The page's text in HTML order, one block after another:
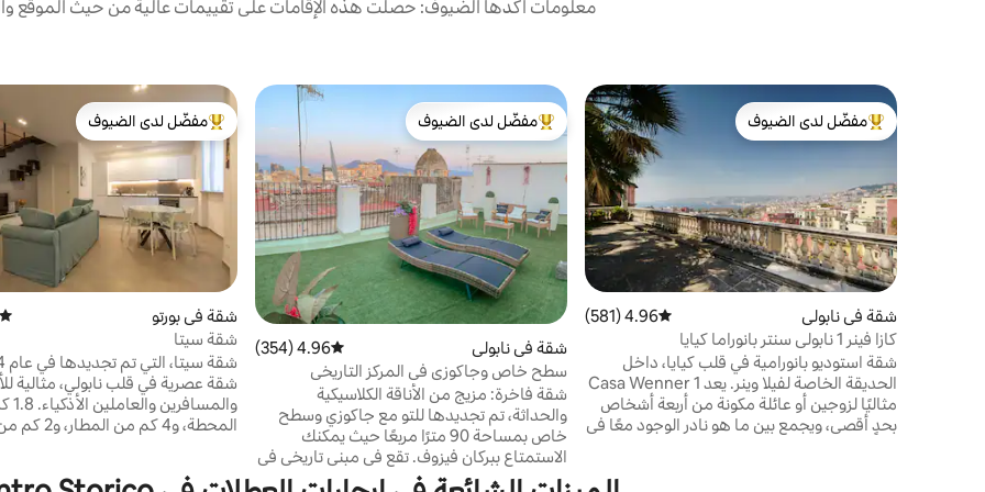
معلومات أكدها الضيوف: حصلت هذه الإقامات على تقييمات عالية من حيث الموقع
من أبرز البيوت المفضّلة لدى الضيوف
مفضّل لدى الضيوف
شقة في نابولي متوسط التقييم 4.96 من 5، 581 مراجعات
4.96 (581)
كازا فينر 1 نابولي سنتر بانوراما كيايا
شقة استوديو بانورامية في قلب كيايا، داخل
الحديقة الخاصة لفيلا وينر. يعد Casa Wenner 1
مثاليًا لزوجين أو عائلة مكونة من أربعة أشخاص
بحدٍ أقصى، ويجمع بين ما هو نادر الوجود معًا في
على الأقدام، ستجد بيازا ديل بليبيسيتو والواجهة
من أبرز البيوت المفضّلة لدى الضيوف
مفضّل لدى الضيوف
شقة في نابولي متوسط التقييم 4.96 من 5، 354 مراجعات
4.96 (354)
سطح خاص وجاكوزي في المركز التاريخي
شقة فاخرة: مزيج من الأناقة الكلاسيكية
والحداثة، تم تجديدها للتو مع جاكوزي وسطح
خاص بمساحة 90 مترًا مربعًا حيث يمكنك
الاستمتاع ببركان فيزوف. تقع في مبنى تاريخي في
الطابق الثالث دون مصعد في قلب المدينة
من أبرز البيوت المفضّلة لدى الضيوف
مفضّل لدى الضيوف
شقة في بورتو
شقة سيتا
شقة عصرية في قلب نابولي، مثالية
المحطة، و4 كم من
وصول ذكي. استمتع بتجربة نابولي